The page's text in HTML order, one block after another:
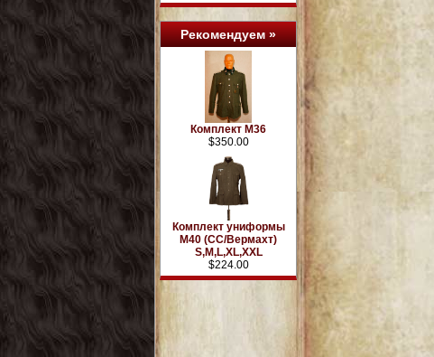
Рекомендуем »
Комплект М36
$350.00
Комплект униформы
М40 (СС/Вермахт)
S,M,L,XL,XXL
$224.00